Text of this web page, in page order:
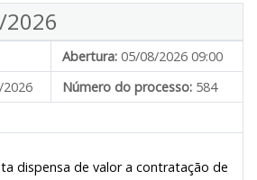
2026
Abertura: 05/08/2026 09:00
Número do processo: 584
dispensa de valor a contratação de